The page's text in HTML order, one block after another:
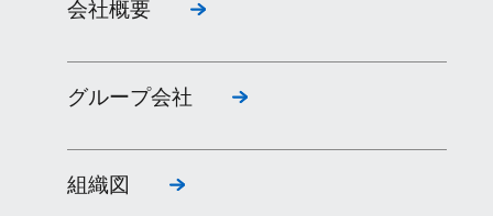
会社概要
グループ会社
組織図